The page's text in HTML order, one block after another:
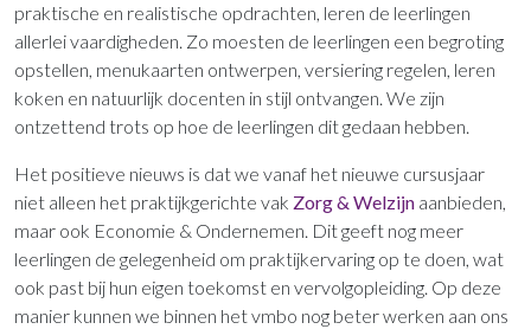
praktische en realistische opdrachten, leren de leerlingen
allerlei vaardigheden. Zo moesten de leerlingen een begroting
opstellen, menukaarten ontwerpen, versiering regelen, leren
koken en natuurlijk docenten in stijl ontvangen. We zijn
ontzettend trots op hoe de leerlingen dit gedaan hebben.
Het positieve nieuws is dat we vanaf het nieuwe cursusjaar
niet alleen het praktijkgerichte vak Zorg & Welzijn aanbieden,
maar ook Economie & Ondernemen. Dit geeft nog meer
leerlingen de gelegenheid om praktijkervaring op te doen, wat
ook past bij hun eigen toekomst en vervolgopleiding. Op deze
manier kunnen we binnen het vmbo nog beter werken aan ons